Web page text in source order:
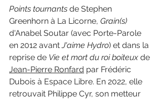
Points tournants de Stephen
Greenhorn à La Licorne, Grain(s)
d'Anabel Soutar (avec Porte-Parole
en 2012 avant J'aime Hydro) et dans la
reprise de Vie et mort du roi boiteux de
Jean-Pierre Ronfard par Frédéric
Dubois à Espace Libre. En 2022, elle
retrouvait Philippe Cyr, son metteur